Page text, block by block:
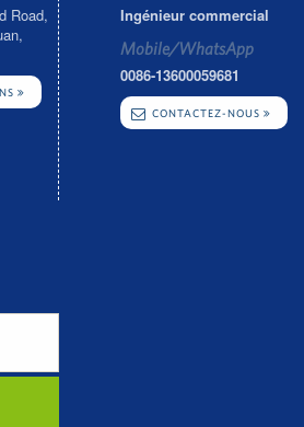
Road,
Ingénieur commercial
Mobile/WhatsApp
0086-13600059681
CONTACTEZ-NOUS